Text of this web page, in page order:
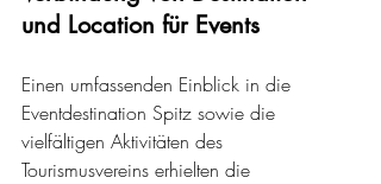
und Location für Events
Einen umfassenden Einblick in die
Eventdestination Spitz sowie die
vielfältigen Aktivitäten des
Tourismusvereins erhielten die